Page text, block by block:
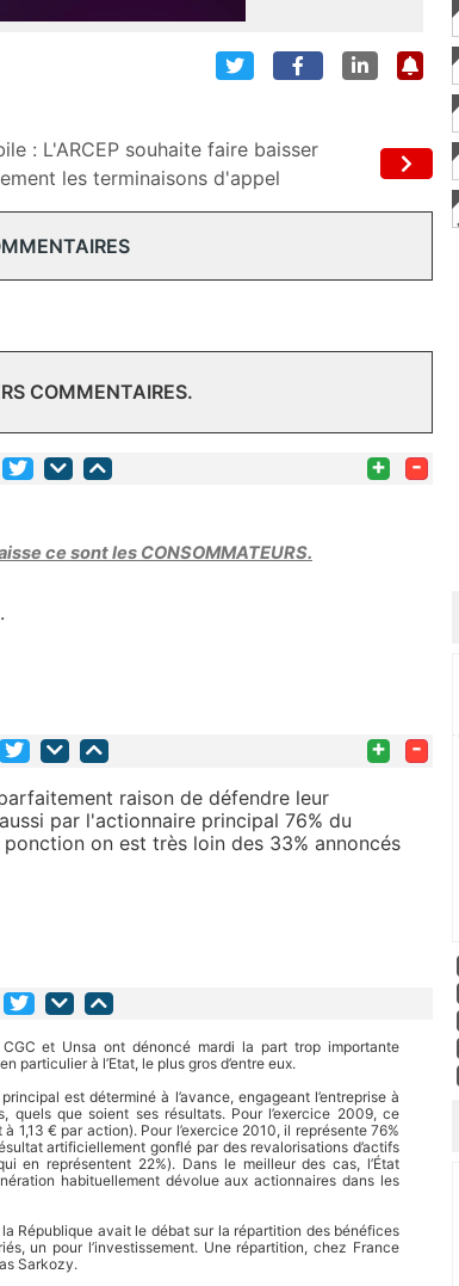
: L'ARCEP souhaite faire baisser
les terminaisons d'appel
COMMENTAIRES.
+ -
ce sont les CONSOMMATEURS.
+ -
raison de défendre leur
par l'actionnaire principal 76% du
on est très loin des 33% annoncés
et Unsa ont dénoncé mardi la part trop importante
particulier à l’Etat, le plus gros d’entre eux.
est déterminé à l’avance, engageant l’entreprise à
quels que soient ses résultats. Pour l’exercice 2009, ce
1,13 € par action). Pour l’exercice 2010, il représente 76%
artificiellement gonflé par des revalorisations d’actifs
en représentent 22%). Dans le meilleur des cas, l’État
habituellement dévolue aux actionnaires dans les
République avait le débat sur la répartition des bénéfices
un pour l’investissement. Une répartition, chez France
Sarkozy.